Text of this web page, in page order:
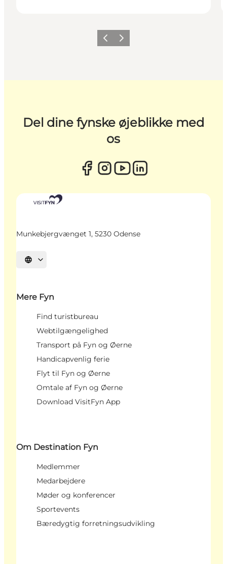
ForrigeNæste
Del dine fynske øjeblikke med
os
Munkebjergvænget 1, 5230 Odense
Vælg sprog
Mere Fyn
Find turistbureau
Webtilgængelighed
Transport på Fyn og Øerne
Handicapvenlig ferie
Flyt til Fyn og Øerne
Omtale af Fyn og Øerne
Download VisitFyn App
Om Destination Fyn
Medlemmer
Medarbejdere
Møder og konferencer
Sportevents
Bæredygtig forretningsudvikling